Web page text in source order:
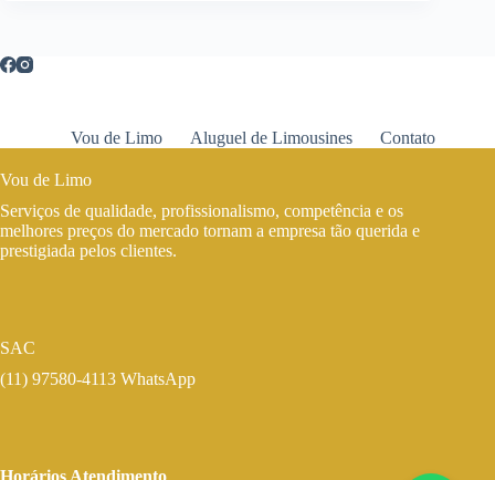
Vou de Limo Aluguel de Limousines Contato
Vou de Limo
Serviços de qualidade, profissionalismo, competência e os
melhores preços do mercado tornam a empresa tão querida e
prestigiada pelos clientes.
SAC
(11) 97580-4113 WhatsApp
Horários Atendimento